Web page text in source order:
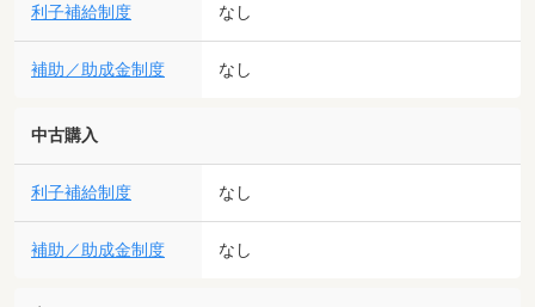
利子補給制度 なし
補助／助成金制度 なし
中古購入
利子補給制度 なし
補助／助成金制度 なし